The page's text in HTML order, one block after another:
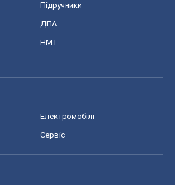
Підручники
ДПА
НМТ
Електромобілі
Сервіс